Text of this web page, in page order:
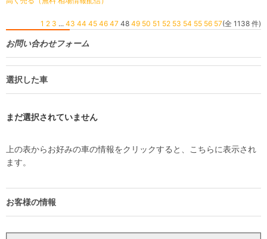
1 2 3 ... 43 44 45 46 47 48 49 50 51 52 53 54 55 56 57(全 1138 件)
お問い合わせフォーム
選択した車
まだ選択されていません
上の表からお好みの車の情報をクリックすると、こちらに表示され
ます。
お客様の情報